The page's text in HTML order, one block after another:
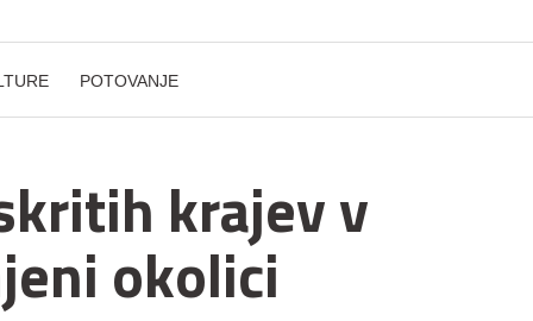
POTOVANJE
krajev v
okolici